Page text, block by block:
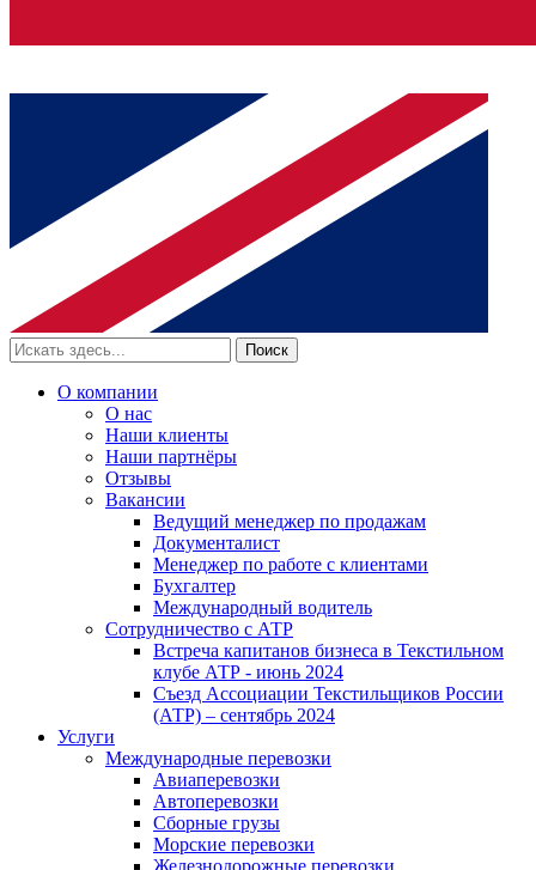
Поиск
О компании
О нас
Наши клиенты
Наши партнёры
Отзывы
Вакансии
Ведущий менеджер по продажам
Документалист
Менеджер по работе с клиентами
Бухгалтер
Международный водитель
Сотрудничество с АТР
Встреча капитанов бизнеса в Текстильном
клубе АТР - июнь 2024
Съезд Ассоциации Текстильщиков России
(АТР) – сентябрь 2024
Услуги
Международные перевозки
Авиаперевозки
Автоперевозки
Сборные грузы
Морские перевозки
Железнодорожные перевозки